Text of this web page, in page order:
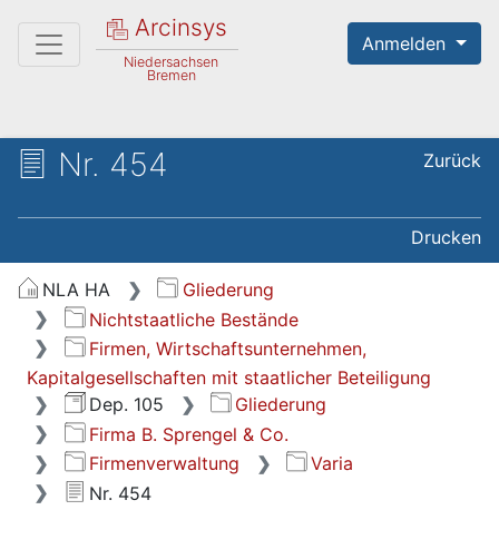
Arcinsys
Niedersachsen
Bremen
Anmelden
Nr. 454 Zurück
Drucken
NLA HA
Gliederung
Nichtstaatliche Bestände
Firmen, Wirtschaftsunternehmen,
Kapitalgesellschaften mit staatlicher Beteiligung
Dep. 105
Gliederung
Firma B. Sprengel & Co.
Firmenverwaltung
Varia
Nr. 454